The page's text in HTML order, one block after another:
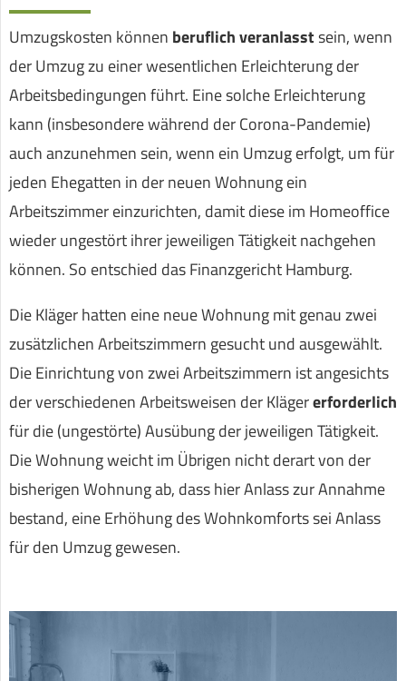
Umzugskosten können beruflich veranlasstsein, wenn
der Umzug zu einer wesentlichen Erleichterung der
Arbeitsbedingungen führt. Eine solche Erleichterung
kann (insbesondere während der Corona-Pandemie)
auch anzunehmen sein, wenn ein Umzug erfolgt, um für
jeden Ehegatten in der neuen Wohnung ein
Arbeitszimmer einzurichten, damit diese im Homeoffice
wieder ungestört ihrer jeweiligen Tätigkeit nachgehen
können. So entschied das Finanzgericht Hamburg.
Die Kläger hatten eine neue Wohnung mit genau zwei
zusätzlichen Arbeitszimmern gesucht und ausgewählt.
Die Einrichtung von zwei Arbeitszimmern ist angesichts
der verschiedenen Arbeitsweisen der Klägererforderlich
für die (ungestörte) Ausübung der jeweiligen Tätigkeit.
Die Wohnung weicht im Übrigen nicht derart von der
bisherigen Wohnung ab, dass hier Anlass zur Annahme
bestand, eine Erhöhung des Wohnkomforts sei Anlass
für den Umzug gewesen.